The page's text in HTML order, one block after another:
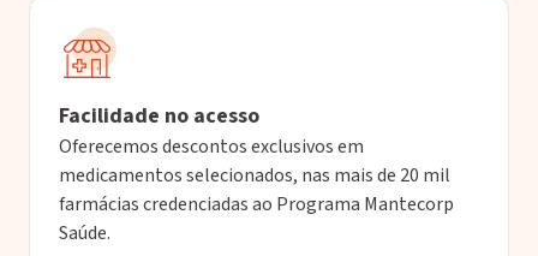
Facilidade no acesso
Oferecemos descontos exclusivos em
medicamentos selecionados, nas mais de 20 mil
farmácias credenciadas ao Programa Mantecorp
Saúde.